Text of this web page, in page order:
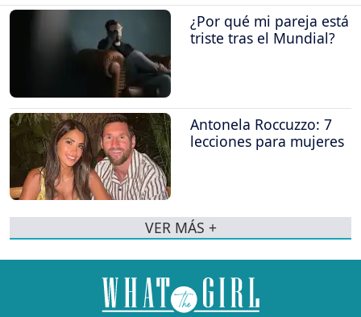
¿Por qué mi pareja está
triste tras el Mundial?
Antonela Roccuzzo: 7
lecciones para mujeres
VER MÁS +